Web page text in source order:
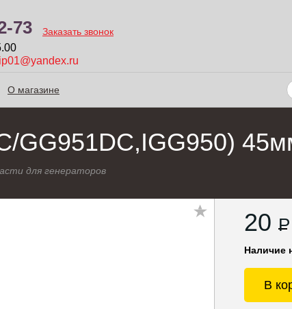
73 Заказать звонок
О магазине
GG951DC,IGG950)
для генераторов
20 P
Наличие
В